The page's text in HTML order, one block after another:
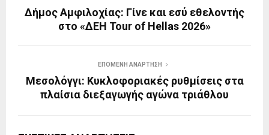
Δήμος Αμφιλοχίας: Γίνε και εσύ εθελοντής
στο «ΔΕΗ Tour of Hellas 2026»
ΕΠΌΜΕΝΗ ΑΝΆΡΤΗΣΗ
Μεσολόγγι: Κυκλοφοριακές ρυθμίσεις στα
πλαίσια διεξαγωγής αγώνα τριάθλου